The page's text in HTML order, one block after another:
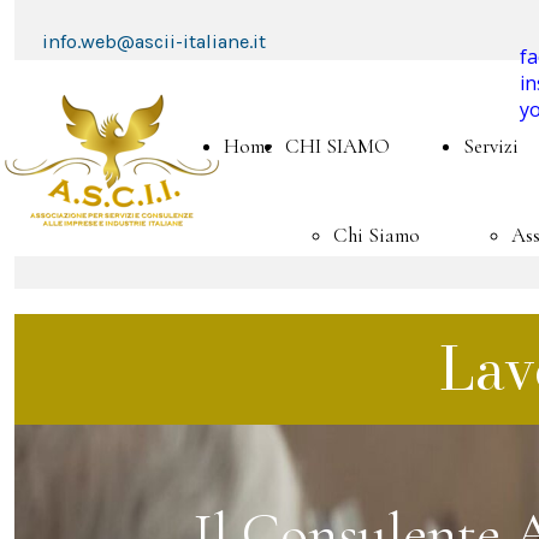
info.web@ascii-italiane.it
Home CHI SIAMO
Chi Siamo
Convenzioni
Servizi